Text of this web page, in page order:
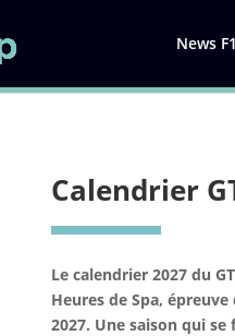
News F1
Calendrier
Le calendrier 2027 du
Heures de Spa,
2027. Une saison qui